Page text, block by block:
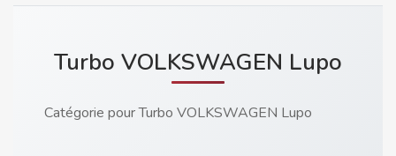
Turbo VOLKSWAGEN Lupo
Catégorie pour Turbo VOLKSWAGEN Lupo